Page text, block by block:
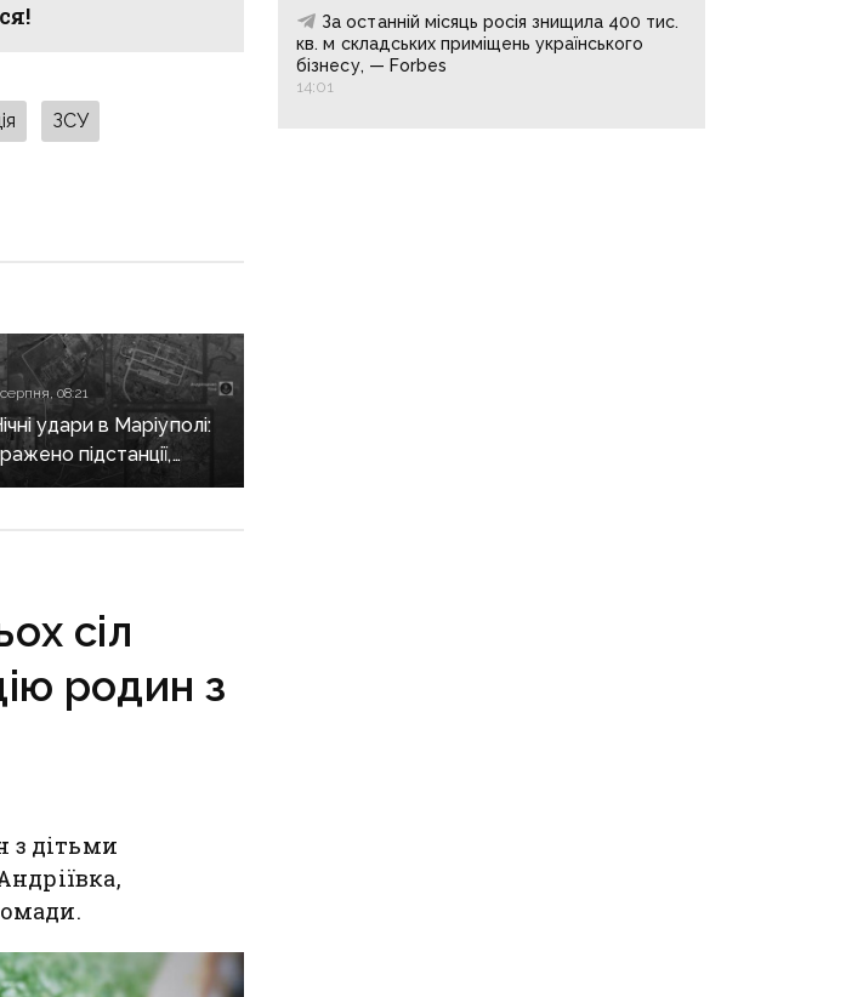
ЗСУ
08:21
удари в Маріуполі:
підстанції,
залишилося без
сіл
родин з
з дітьми
За останній місяць росія знищила 400 тис.
кв. м складських приміщень українського
бізнесу, — Forbes
14:01